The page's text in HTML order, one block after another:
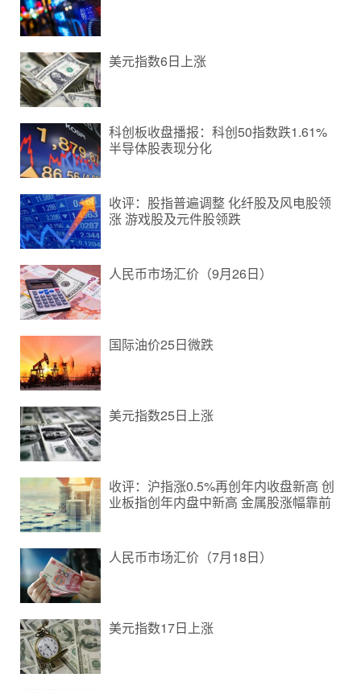
美元指数6日上涨
科创板收盘播报：科创50指数跌1.61%
半导体股表现分化
收评：股指普遍调整 化纤股及风电股领
涨 游戏股及元件股领跌
人民币市场汇价（9月26日）
国际油价25日微跌
美元指数25日上涨
收评：沪指涨0.5%再创年内收盘新高 创
业板指创年内盘中新高 金属股涨幅靠前
人民币市场汇价（7月18日）
美元指数17日上涨